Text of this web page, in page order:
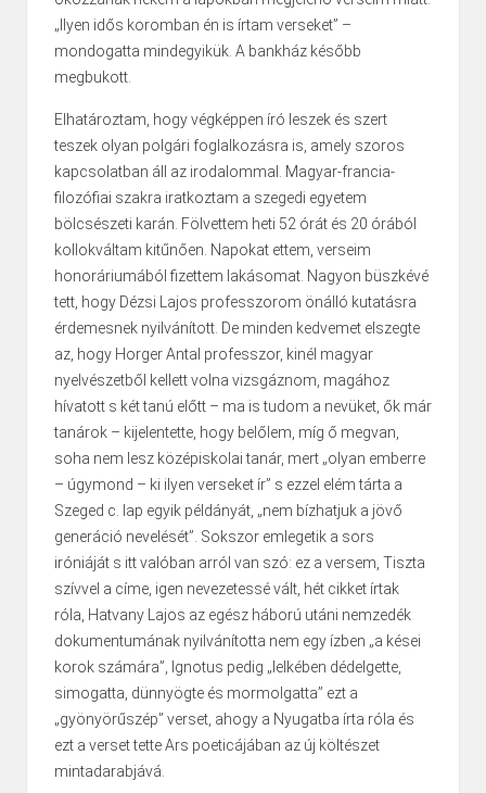
„Ilyen idős koromban én is írtam verseket” –
mondogatta mindegyikük. A bankház később
megbukott.
Elhatároztam, hogy végképpen író leszek és szert
teszek olyan polgári foglalkozásra is, amely szoros
kapcsolatban áll az irodalommal. Magyar-francia-
filozófiai szakra iratkoztam a szegedi egyetem
bölcsészeti karán. Fölvettem heti 52 órát és 20 órából
kollokváltam kitűnően. Napo­kat ettem, verseim
honoráriumából fizettem lakásomat. Nagyon büszkévé
tett, hogy Dézsi Lajos professzorom önálló kutatásra
érdemesnek nyilvánított. De minden kedvemet elszegte
az, hogy Horger Antal professzor, kinél magyar
nyelvészetből kellett volna vizsgáznom, magához
hívatott s két tanú előtt – ma is tudom a nevüket, ők már
tanárok – kijelentette, hogy belőlem, míg ő megvan,
soha nem lesz középiskolai tanár, mert „olyan emberre
– úgymond – ki ilyen verseket ír” s ezzel elém tárta a
Szeged c. lap egyik példányát, „nem bízhatjuk a jövő
generáció nevelését”. Sokszor emlegetik a sors
iróniáját s itt valóban arról van szó: ez a versem, Tiszta
szívvel a címe, igen nevezetessé vált, hét cikket írtak
róla, Hatvany Lajos az egész háború utáni nemzedék
dokumentumának nyilvánította nem egy ízben „a kései
korok számára”, Ignotus pedig „lelkében dédelgette,
simogatta, dünnyögte és mormolgatta” ezt a
„gyönyörűszép” verset, ahogy a Nyugatba írta róla és
ezt a verset tette Ars poeticájában az új költészet
mintadarabjává.